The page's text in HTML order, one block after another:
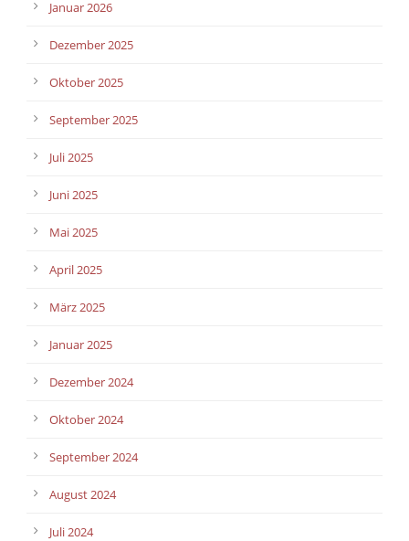
Januar 2026
Dezember 2025
Oktober 2025
September 2025
Juli 2025
Juni 2025
Mai 2025
April 2025
März 2025
Januar 2025
Dezember 2024
Oktober 2024
September 2024
August 2024
Juli 2024